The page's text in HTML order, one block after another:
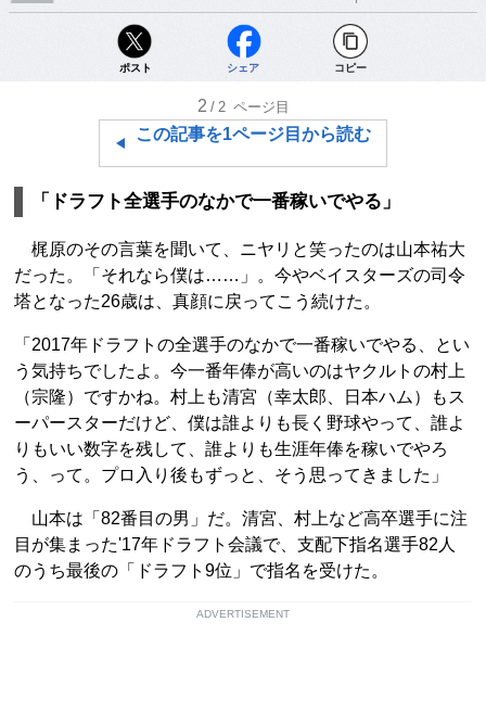
ポスト シェア コピー
2 /2 ページ目
この記事を1ページ目から読む
「ドラフト全選手のなかで一番稼いでやる」
梶原のその言葉を聞いて、ニヤリと笑ったのは山本祐大
だった。「それなら僕は……」。今やベイスターズの司令
塔となった26歳は、真顔に戻ってこう続けた。
「2017年ドラフトの全選手のなかで一番稼いでやる、とい
う気持ちでしたよ。今一番年俸が高いのはヤクルトの村上
（宗隆）ですかね。村上も清宮（幸太郎、日本ハム）もス
ーパースターだけど、僕は誰よりも長く野球やって、誰よ
りもいい数字を残して、誰よりも生涯年俸を稼いでやろ
う、って。プロ入り後もずっと、そう思ってきました」
山本は「82番目の男」だ。清宮、村上など高卒選手に注
目が集まった'17年ドラフト会議で、支配下指名選手82人
のうち最後の「ドラフト9位」で指名を受けた。
ADVERTISEMENT